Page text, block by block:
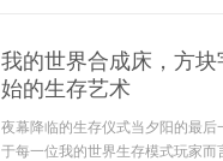
我的世界合成床，方
始的生存艺术
夜幕降临的生存仪式当夕阳的最
于每一位我的世界生存模式玩家